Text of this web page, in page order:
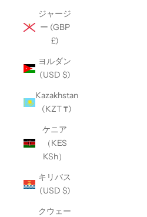
ジャージ
ー (GBP
£)
ヨルダン
(USD $)
Kazakhstan
(KZT ₸)
ケニア
（KES
KSh）
キリバス
(USD $)
クウェー